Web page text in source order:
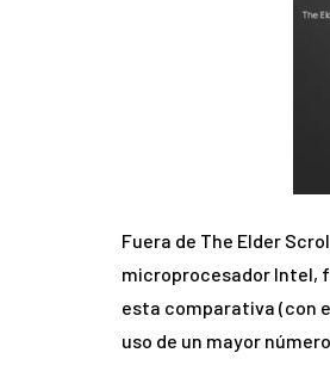
Fuera de The Elder
microprocesador Intel,
esta comparativa (con
uso de un mayor